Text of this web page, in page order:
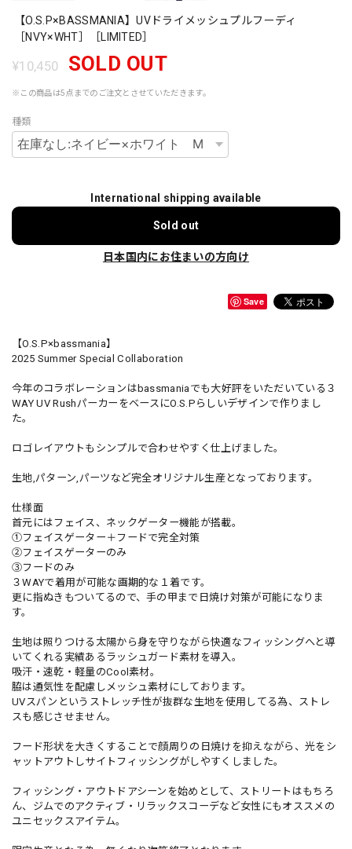
【O.S.P×BASSMANIA】UVドライメッシュプルフーディ
［NVY×WHT］［LIMITED］
¥10,450 SOLD OUT
※この商品は5点までのご注文とさせていただきます。
種類
International shipping available
Sold out
日本国内にお住まいの方向け
Save
【O.S.P×bassmania】
2025 Summer Special Collaboration
今年のコラボレーションはbassmaniaでも大好評をいただいている３
WAY UV RushパーカーをベースにO.S.Pらしいデザインで作りまし
た。
ロゴレイアウトもシンプルで合わせやすく仕上げました。
生地,パターン,パーツなど完全オリジナル生産となっております。
仕様面
首元にはフェイス、ネックゲーター機能が搭載。
①フェイスゲーター＋フードで完全対策
②フェイスゲーターのみ
③フードのみ
３WAYで着用が可能な画期的な１着です。
更に指ぬきもついてるので、手の甲まで日焼け対策が可能になりま
す。
生地は照りつける太陽から身を守りながら快適なフィッシングへと導
いてくれる実績あるラッシュガード素材を導入。
吸汗・速乾・軽量のCool素材。
脇は通気性を配慮しメッシュ素材にしております。
UVスパンというストレッチ性が抜群な生地を使用してる為、ストレ
スも感じさせません。
フード形状を大きくすることで顔周りの日焼けを抑えながら、光をシ
ャットアウトしサイトフィッシングがしやすくしました。
フィッシング・アウトドアシーンを始めとして、ストリートはもちろ
ん、ジムでのアクティブ・リラックスコーデなど女性にもオススメの
ユニセックスアイテム。